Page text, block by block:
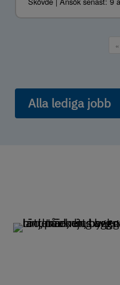
Alla lediga jobb